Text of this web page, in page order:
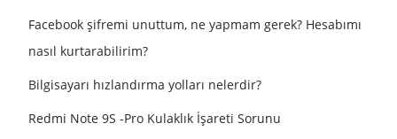
Facebook şifremi unuttum, ne yapmam gerek? Hesabımı
nasıl kurtarabilirim?
Bilgisayarı hızlandırma yolları nelerdir?
Redmi Note 9S -Pro Kulaklık İşareti Sorunu